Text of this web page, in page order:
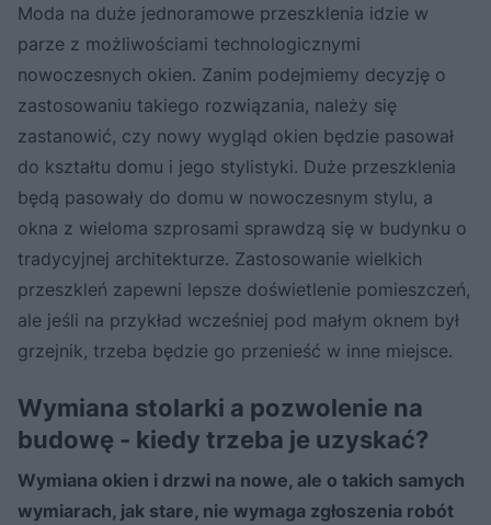
Moda na duże jednoramowe przeszklenia idzie w
parze z możliwościami technologicznymi
nowoczesnych okien. Zanim podejmiemy decyzję o
zastosowaniu takiego rozwiązania, należy się
zastanowić, czy nowy wygląd okien będzie pasował
do kształtu domu i jego stylistyki. Duże przeszklenia
będą pasowały do domu w nowoczesnym stylu, a
okna z wieloma szprosami sprawdzą się w budynku o
tradycyjnej architekturze. Zastosowanie wielkich
przeszkleń zapewni lepsze doświetlenie pomieszczeń,
ale jeśli na przykład wcześniej pod małym oknem był
grzejnik, trzeba będzie go przenieść w inne miejsce.
Wymiana stolarki a pozwolenie na
budowę - kiedy trzeba je uzyskać?
Wymiana okien i drzwi na nowe, ale o takich samych
wymiarach, jak stare, nie wymaga zgłoszenia robót